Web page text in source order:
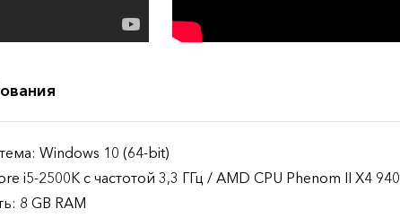
Windows 10 (64-bit)
i5-2500K с частотой 3,3 ГГц / AMD CPU Phenom II X4 940
8 GB RAM